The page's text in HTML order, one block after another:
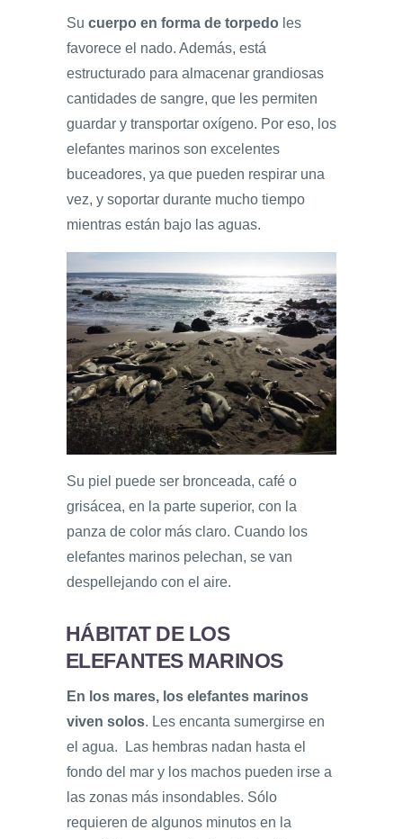
Su cuerpo en forma de torpedo les
favorece el nado. Además, está
estructurado para almacenar grandiosas
cantidades de sangre, que les permiten
guardar y transportar oxígeno. Por eso, los
elefantes marinos son excelentes
buceadores, ya que pueden respirar una
vez, y soportar durante mucho tiempo
mientras están bajo las aguas.
Su piel puede ser bronceada, café o
grisácea, en la parte superior, con la
panza de color más claro. Cuando los
elefantes marinos pelechan, se van
despellejando con el aire.
HÁBITAT DE LOS
ELEFANTES MARINOS
En los mares, los elefantes marinos
viven solos. Les encanta sumergirse en
el agua. Las hembras nadan hasta el
fondo del mar y los machos pueden irse a
las zonas más insondables. Sólo
requieren de algunos minutos en la